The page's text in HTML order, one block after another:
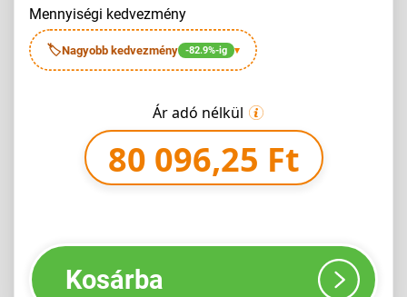
mennyiségi kedvezmény
🏷Nagyobb kedvezmény -82.9%-ig ▾
Ár adó nélkül
80 096,25 Ft
Kosárba